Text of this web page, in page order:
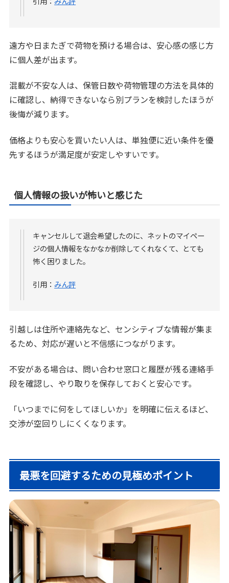
遠方や日またぎで荷物を預ける場合は、安心感の感じ方
に個人差が出ます。
混載が不安な人は、保管日数や荷物管理の方法を具体的
に確認し、納得できないなら別プランを検討したほうが
後悔が減ります。
価格よりも安心を買いたい人は、単独便に近い条件を優
先するほうが満足度が安定しやすいです。
個人情報の扱いが怖いと感じた
キャンセルして退会希望したのに、ネットのマイペー
ジの個人情報をなかなか削除してくれなくて、とても
怖く困りました。
引用： みん評
引越しは住所や連絡先など、センシティブな情報が集ま
るため、対応が遅いと不信感につながります。
不安がある場合は、問い合わせ窓口と履歴が残る連絡手
段を確認し、やり取りを保存しておくと安心です。
「いつまでに何をしてほしいか」を明確に伝えるほど、
交渉が空回りしにくくなります。
最悪を回避するための見極めポイント